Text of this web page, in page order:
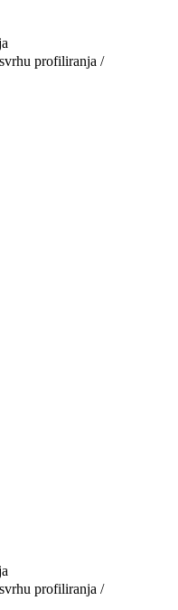
profiliranja /
profiliranja /